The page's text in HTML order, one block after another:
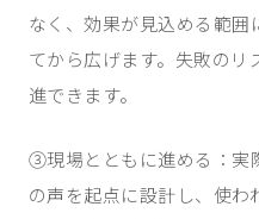
なく、効果が見込める範囲
てから広げます。失敗の
進できます。
③現場とともに進める：実
の声を起点に設計し、使